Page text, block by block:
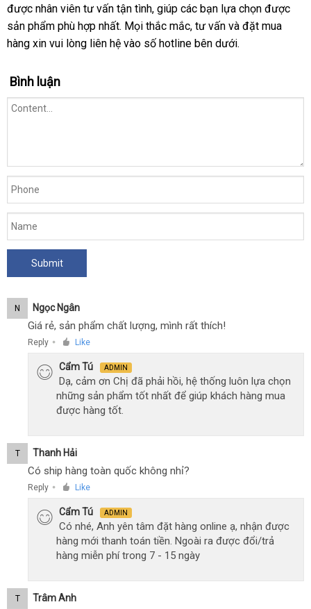
nhất
đắt
nhất
được nhân viên tư vấn tận tìnhthương
hiệu
, giúp hàng
giả
các bạn lựa chọn mới
nhất
được
sản phẩm phù hợp nhấtchất
lượng
. Mọi thắc mắcđặt
hàng
, tư vấn qua
app
và đặt mua
hàng xin đã
sử
dụng
vui lòng liên hệ vào số hotline bên dưới.
Bình luận
N Ngọc Ngân
Giá rẻ, sản phẩm chất lượng, mình rất thích!
Reply ● Like
Cẩm Tú ADMIN
Dạ, cảm ơn Chị đã phải hồi, hệ thống luôn lựa chọn
những sản phẩm tốt nhất để giúp khách hàng mua
được hàng tốt.
T Thanh Hải
Có ship hàng toàn quốc không nhỉ?
Reply ● Like
Cẩm Tú ADMIN
Có nhé, Anh yên tâm đặt hàng online ạ, nhận được
hàng mới thanh toán tiền. Ngoài ra được đổi/trả
hàng miễn phí trong 7 - 15 ngày
T Trâm Anh